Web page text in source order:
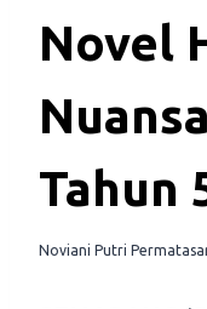
Novel
Tahun
Noviani Putri